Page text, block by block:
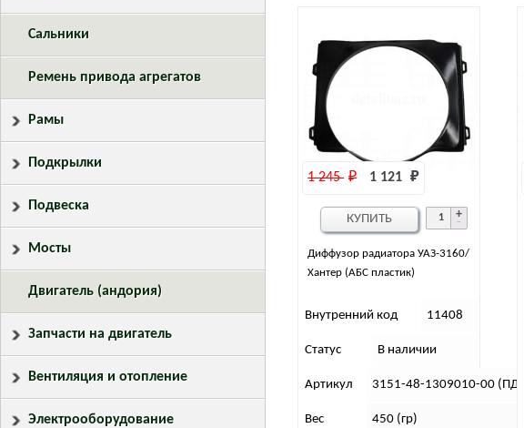
Диффузор радиатора УАЗ-3160/
Хантер (АБС пластик)
1 245 ₽ 1 121 ₽
Внутренний код 11408
Статус В наличии
Артикул 3151-48-1309010-00 (ПД)
Вес 450 (гр)
КУПИТЬ
Сальники
Ремень привода агрегатов
Рамы
Подкрылки
Подвеска
Мосты
Двигатель (андория)
Запчасти на двигатель
Вентиляция и отопление
Электрооборудование